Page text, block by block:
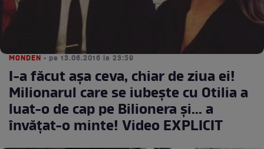
MONDEN • pe 13.06.2016 la 23:59
I-a făcut așa ceva, chiar de ziua ei!
Milionarul care se iubește cu Otilia a
luat-o de cap pe Bilionera și... a
învățat-o minte! Video EXPLICIT